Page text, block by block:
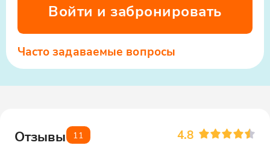
Войти и забронировать
Часто задаваемые вопросы
Отзывы 11 4.8